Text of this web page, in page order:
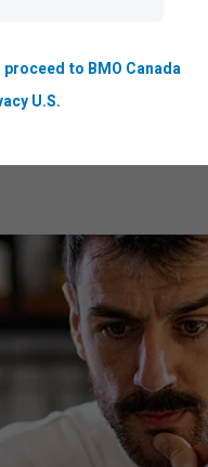
marché? Voici ce
to BMO Canada
U.S.